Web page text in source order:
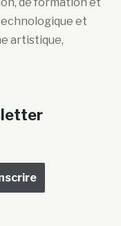
de formation et
et
artistique,